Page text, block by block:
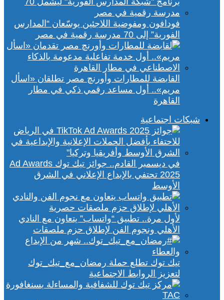
فودافون ومفوضية اللاجئين يوسّعان “المدارس
الفورية” إلى 70 مدرسة رقمية في مصر
القابضة للمطارات وأورنچ مصر تطلقان «اسأل
مريم».. أول مساعد رقمي ذكي في مطار
القاهرة
شبكات اجتماعية
في ديسمبر القادم.. جوائز تيك توك Ad Awards
2025 تحتفي بالإبداع الإعلاني في الشرق
الأوسط
لأول مرة.. تطبيق “واتساب” يتعاون مع النادي
الأهلي ونجوم الفن لإطلاق حزم ملصقات
تيك توك تطلع حملة رمضان_مع_تيك_توك
لتعزيز الروابط الاجتماعية